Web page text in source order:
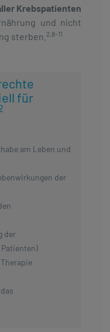
Krebspatienten
und nicht
sterben. 2,8-11
für
am Leben und
der
der